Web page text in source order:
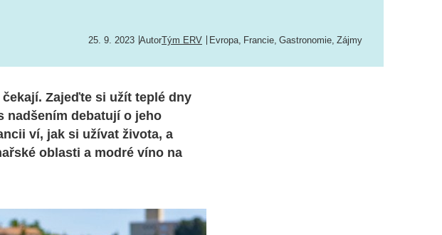
25. 9. 2023 AutorTým ERV Evropa, Francie, Gastronomie, Zájmy
Zajeďte si užít teplé dny
nadšením debatují o jeho
ví, jak si užívat života, a
oblasti a modré víno na